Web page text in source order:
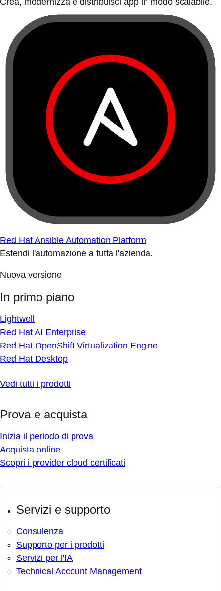
Crea, modernizza e distribuisci app in modo scalabile.
Red Hat Ansible Automation Platform
Estendi l'automazione a tutta l'azienda.
Nuova versione
In primo piano
Lightwell
Red Hat AI Enterprise
Red Hat OpenShift Virtualization Engine
Red Hat Desktop
Vedi tutti i prodotti
Prova e acquista
Inizia il periodo di prova
Acquista online
Scopri i provider cloud certificati
Servizi e supporto
Consulenza
Supporto per i prodotti
Servizi per l'IA
Technical Account Management